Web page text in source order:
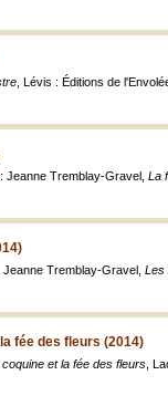
, Lévis : Éditions de
Jeanne Tremblay-Gravel, La
Tremblay-Gravel, Les
fée des fleurs (2014)
et la fée des fleurs ,